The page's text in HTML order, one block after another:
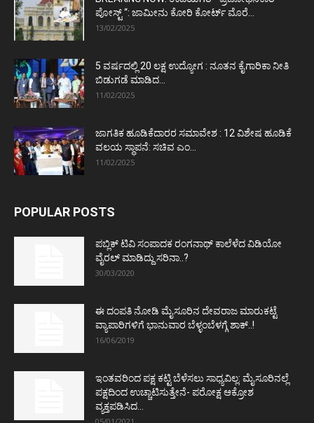
ಪೋಸ್ಟ್‌ “: ಜಾಮೀನು ಕೋರಿ ಕೋರ್ಟ್‌ ಮೊರೆ...
13/02/2025
5 ವರ್ಷದಲ್ಲಿ 20 ಲಕ್ಷ ಉದ್ಯೋಗ : ನೂತನ ಕೈಗಾರಿಕಾ ನೀತಿ
ಬಿಡುಗಡೆ ಮಾಡಿದ...
11/02/2025
ಜಾಗತಿಕ ಹೂಡಿಕೆದಾರರ ಸಮಾವೇಶ : 12 ವಿಶೇಷ ಹೂಡಿಕೆ
ವಲಯ ಸ್ಥಾಪನೆ: ಸಚಿವ ಎಂ...
11/02/2025
POPULAR POSTS
ಪಬ್ಲಿಕ್ ಟಿವಿ ಸಂಪಾದಕ ರಂಗನಾಥ್ ಕಾಲೆಳೆದ ವಿಡಿಯೋ
ವೈರಲ್ ಮಾಡಿದ್ದು ಸರಿನಾ..?
30/03/2020
ಈ ದಂಪತಿ ನೋಡಿ ಮೈಸೂರಿನ ದೇವರಾಜ ಮಾರುಕಟ್ಟೆ
ವ್ಯಾಪಾರಿಗಳಿಗೆ ಭಾನುವಾರ ಬೆಳ್ಳಂಬೆಳಗ್ಗೆ ಶಾಕ್..!
16/06/2019
ಇಂತವರಿಂದ ಪಕ್ಷ ಕಟ್ಟಿ ಬೆಳೆಸಲು ಸಾಧ್ಯವಿಲ್ಲ: ಮೈಸೂರಿನಲ್ಲೆ
ಪಕ್ಷದಿಂದ ಉಚ್ಚಾಟಿಸುತ್ತೇನೆ- ಪರೋಕ್ಷ ಆಕ್ರೋಶ
ವ್ಯಕ್ತಪಡಿಸಿದ...